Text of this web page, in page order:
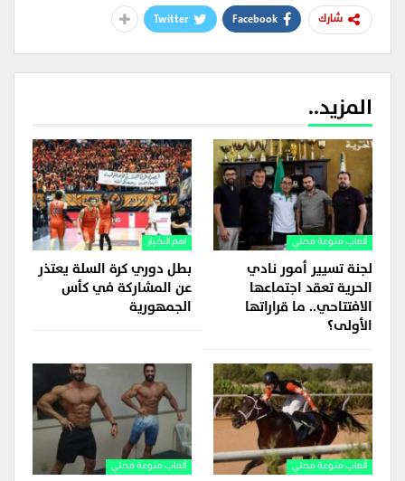
شارك Facebook
Twitter
المزيد..
ألعاب منوعة محلي
لجنة تسيير أمور نادي
الحرية تعقد اجتماعها
الافتتاحي.. ما قراراتها
الأولى؟
اهم الاخبار
بطل دوري كرة السلة يعتذر
عن المشاركة في كأس
الجمهورية
ألعاب منوعة محلي ألعاب منوعة محلي